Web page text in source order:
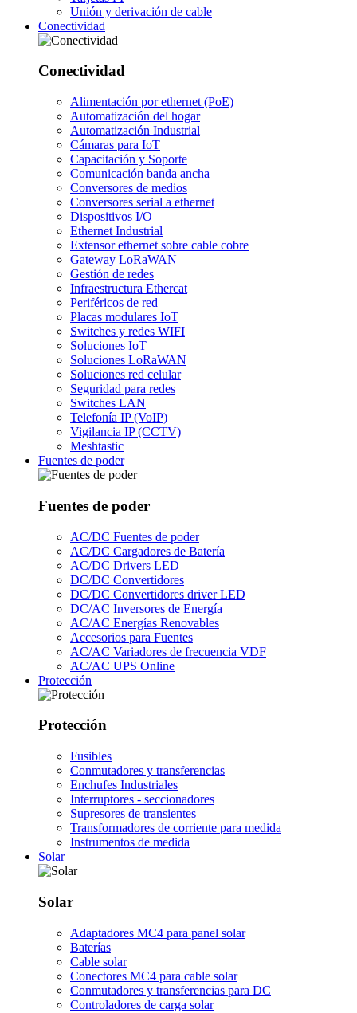
Unión y derivación de cable
Conectividad
Conectividad
Alimentación por ethernet (PoE)
Automatización del hogar
Automatización Industrial
Cámaras para IoT
Capacitación y Soporte
Comunicación banda ancha
Conversores de medios
Conversores serial a ethernet
Dispositivos I/O
Ethernet Industrial
Extensor ethernet sobre cable cobre
Gateway LoRaWAN
Gestión de redes
Infraestructura Ethercat
Periféricos de red
Placas modulares IoT
Switches y redes WIFI
Soluciones IoT
Soluciones LoRaWAN
Soluciones red celular
Seguridad para redes
Switches LAN
Telefonía IP (VoIP)
Vigilancia IP (CCTV)
Meshtastic
Fuentes de poder
Fuentes de poder
AC/DC Fuentes de poder
AC/DC Cargadores de Batería
AC/DC Drivers LED
DC/DC Convertidores
DC/DC Convertidores driver LED
DC/AC Inversores de Energía
AC/AC Energías Renovables
Accesorios para Fuentes
AC/AC Variadores de frecuencia VDF
AC/AC UPS Online
Protección
Protección
Fusibles
Conmutadores y transferencias
Enchufes Industriales
Interruptores - seccionadores
Supresores de transientes
Transformadores de corriente para medida
Instrumentos de medida
Solar
Solar
Adaptadores MC4 para panel solar
Baterías
Cable solar
Conectores MC4 para cable solar
Conmutadores y transferencias para DC
Controladores de carga solar